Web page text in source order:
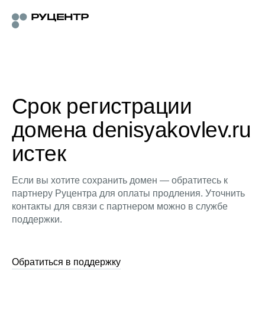
Срок регистрации
домена denisyakovlev.ru
истек
Если вы хотите сохранить домен — обратитесь к
партнеру Руцентра для оплаты продления. Уточнить
контакты для связи с партнером можно в службе
поддержки.
Обратиться в поддержку